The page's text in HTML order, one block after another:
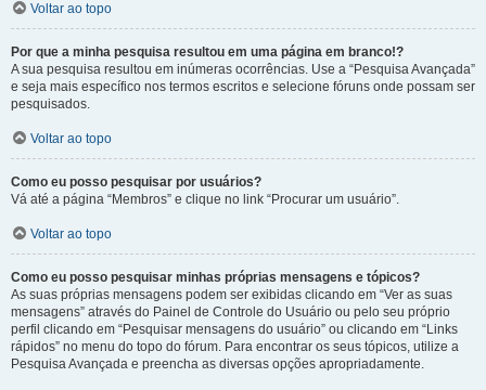
Voltar ao topo
Por que a minha pesquisa resultou em uma página em branco!?
A sua pesquisa resultou em inúmeras ocorrências. Use a “Pesquisa Avançada”
e seja mais específico nos termos escritos e selecione fóruns onde possam ser
pesquisados.
Voltar ao topo
Como eu posso pesquisar por usuários?
Vá até a página “Membros” e clique no link “Procurar um usuário”.
Voltar ao topo
Como eu posso pesquisar minhas próprias mensagens e tópicos?
As suas próprias mensagens podem ser exibidas clicando em “Ver as suas
mensagens” através do Painel de Controle do Usuário ou pelo seu próprio
perfil clicando em “Pesquisar mensagens do usuário” ou clicando em “Links
rápidos” no menu do topo do fórum. Para encontrar os seus tópicos, utilize a
Pesquisa Avançada e preencha as diversas opções apropriadamente.